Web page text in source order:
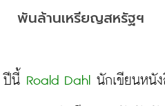
พันล้านเหรียญสหรัฐฯ
ปีนี้ Roald Dahl นักเขียนหนั